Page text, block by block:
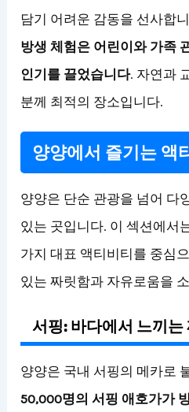
담기 어려운 감동을 선사합
방생 체험은 어린이와 가족
인기를 끌었습니다. 자연과
분께 최적의 장소입니다.
양양에서 즐기는 액
양양은 단순 관광을 넘어 다
있는 곳입니다. 이 섹션에서
가지 대표 액티비티를 중심
있는 짜릿함과 자유로움을
서핑: 바다에서 느끼는
양양은 국내 서핑의 메카로
50,000명의 서핑 애호가가